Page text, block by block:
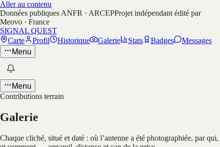
Aller au contenu
Données publiques ANFR · ARCEPProjet indépendant édité par
Meovo · France
SIGNAL QUEST
Carte
Profil Historique Galerie Stats Badges
Messages
Menu
Menu
Contributions terrain
Galerie
Chaque cliché, situé et daté : où l’antenne a été photographiée, par qui,